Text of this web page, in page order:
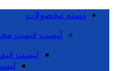
دسته محصولات
لیست قیمت
لیست